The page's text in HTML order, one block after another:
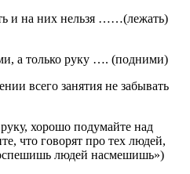
и на них нельзя ……(лежать)
а только руку …. (подними)
всего занятия не забывать
хорошо подумайте над
что говорят про тех людей,
людей насмешишь»)